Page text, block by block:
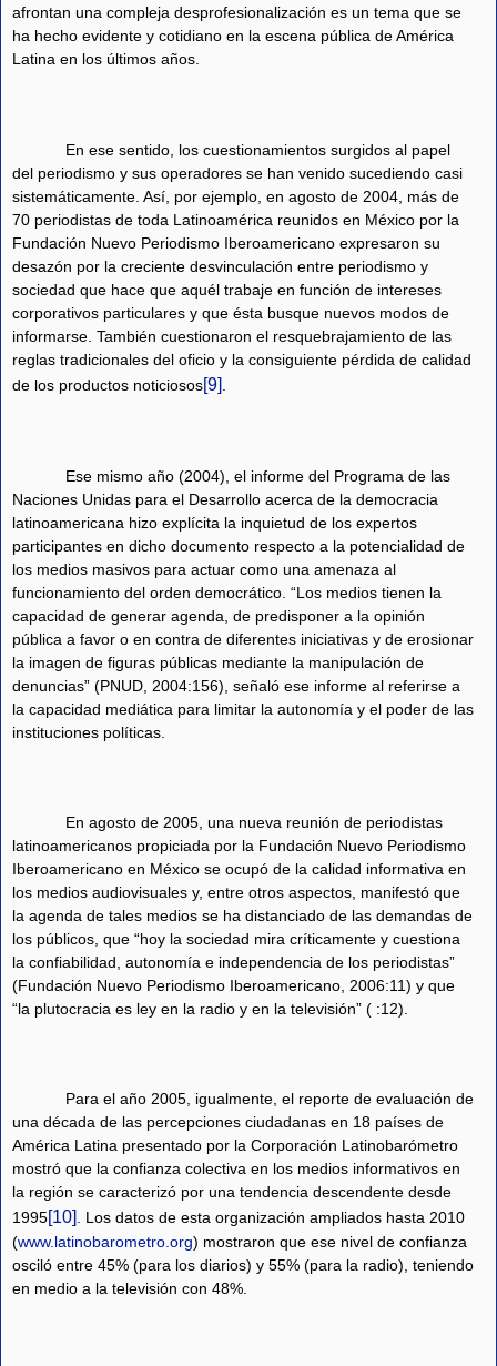
afrontan una compleja desprofesionalización es un tema que se
ha hecho evidente y cotidiano en la escena pública de América
Latina en los últimos años.
En ese sentido, los cuestionamientos surgidos al papel
del periodismo y sus operadores se han venido sucediendo casi
sistemáticamente. Así, por ejemplo, en agosto de 2004, más de
70 periodistas de toda Latinoamérica reunidos en México por la
Fundación Nuevo Periodismo Iberoamericano expresaron su
desazón por la creciente desvinculación entre periodismo y
sociedad que hace que aquél trabaje en función de intereses
corporativos particulares y que ésta busque nuevos modos de
informarse. También cuestionaron el resquebrajamiento de las
reglas tradicionales del oficio y la consiguiente pérdida de calidad
de los productos noticiosos[9]
Ese mismo año (2004), el informe del Programa de las
Naciones Unidas para el Desarrollo acerca de la democracia
latinoamericana hizo explícita la inquietud de los expertos
participantes en dicho documento respecto a la potencialidad de
los medios masivos para actuar como una amenaza al
funcionamiento del orden democrático. “Los medios tienen la
capacidad de generar agenda, de predisponer a la opinión
pública a favor o en contra de diferentes iniciativas y de erosionar
la imagen de figuras públicas mediante la manipulación de
denuncias” (PNUD, 2004:156), señaló ese informe al referirse a
la capacidad mediática para limitar la autonomía y el poder de las
instituciones políticas.
En agosto de 2005, una nueva reunión de periodistas
latinoamericanos propiciada por la Fundación Nuevo Periodismo
Iberoamericano en México se ocupó de la calidad informativa en
los medios audiovisuales y, entre otros aspectos, manifestó que
la agenda de tales medios se ha distanciado de las demandas de
los públicos, que “hoy la sociedad mira críticamente y cuestiona
la confiabilidad, autonomía e independencia de los periodistas”
(Fundación Nuevo Periodismo Iberoamericano, 2006:11) y que
“la plutocracia es ley en la radio y en la televisión” ( :12).
Para el año 2005, igualmente, el reporte de evaluación de
una década de las percepciones ciudadanas en 18 países de
América Latina presentado por la Corporación Latinobarómetro
mostró que la confianza colectiva en los medios informativos en
la región se caracterizó por una tendencia descendente desde
1995[10]. Los datos de esta organización ampliados hasta 2010
(www.latinobarometro.org) mostraron que ese nivel de confianza
osciló entre 45% (para los diarios) y 55% (para la radio), teniendo
en medio a la televisión con 48%.